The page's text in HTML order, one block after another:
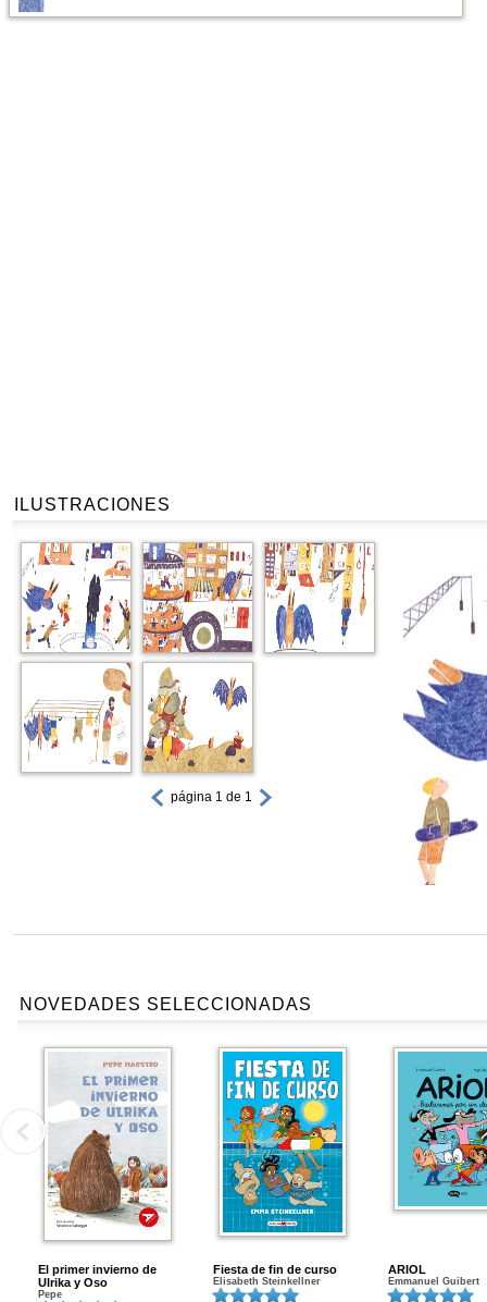
ILUSTRACIONES
página 1 de 1
NOVEDADES SELECCIONADAS
El primer invierno de
Ulrika y Oso
Pepe
Fiesta de fin de curso
Elisabeth Steinkellner
ARIOL
Emmanuel Guibert